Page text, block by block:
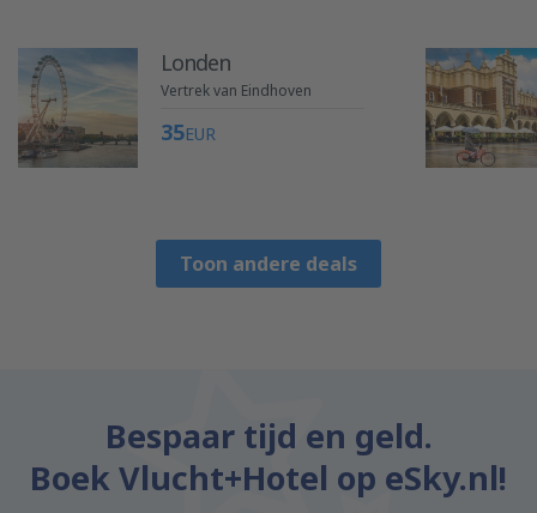
Londen
Vertrek van Eindhoven
35EUR
Toon andere deals
Bespaar tijd en geld.
Boek Vlucht+Hotel op eSky.nl!